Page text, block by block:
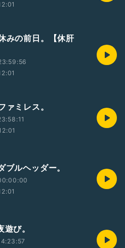
の前日。【休肝
ミレス。
ルヘッダー。
び。